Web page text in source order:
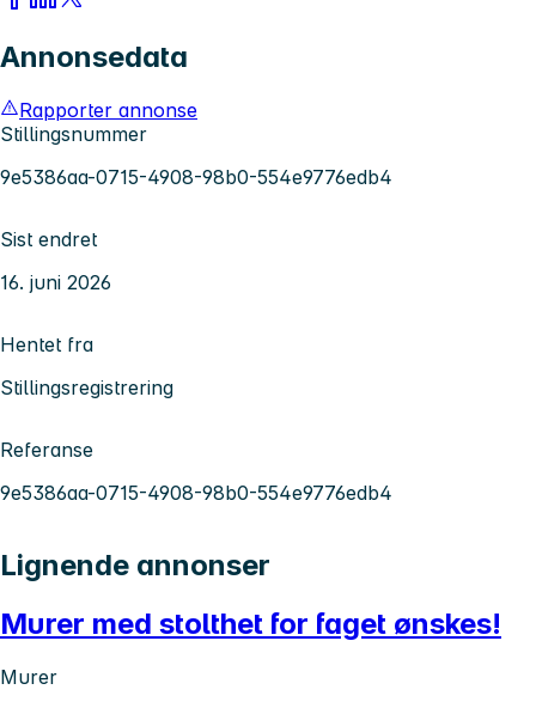
Annonsedata
Rapporter annonse
Stillingsnummer
9e5386aa-0715-4908-98b0-554e9776edb4
Sist endret
16. juni 2026
Hentet fra
Stillingsregistrering
Referanse
9e5386aa-0715-4908-98b0-554e9776edb4
Lignende annonser
Murer med stolthet for faget ønskes!
Murer